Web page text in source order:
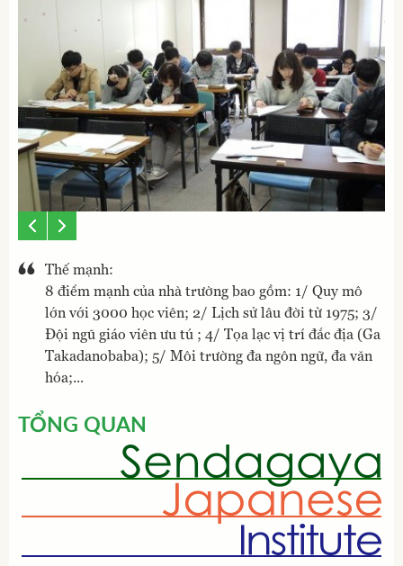
Thế mạnh:
8 điểm mạnh của nhà trường bao gồm: 1/ Quy mô
lớn với 3000 học viên; 2/ Lịch sử lâu đời từ 1975; 3/
Đội ngũ giáo viên ưu tú ; 4/ Tọa lạc vị trí đắc địa (Ga
Takadanobaba); 5/ Môi trường đa ngôn ngữ, đa văn
hóa;...
TỔNG QUAN